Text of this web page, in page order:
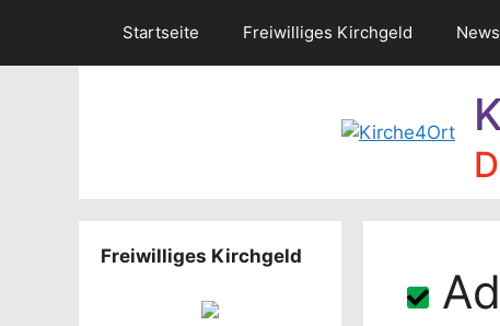
springen
Startseite Freiwilliges Kirchgeld
Freiwilliges Kirchgeld